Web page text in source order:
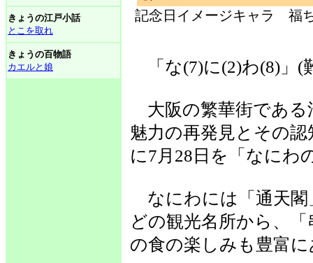
きょうの江戸小話
とこを取れ
きょうの百物語
カエルと娘
記念日イメージキャラ 福
「な(7)に(2)わ(8)」(
大阪の繁華街である
魅力の再発見とその
に7月28日を「なにわ
なにわには「通天閣
どの観光名所から、
の食の楽しみも豊富